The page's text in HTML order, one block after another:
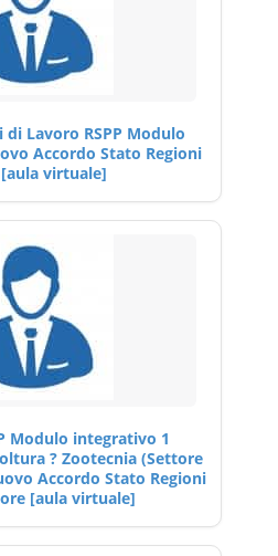
Lavoro RSPP Modulo
Accordo Stato Regioni
[aula virtuale]
Modulo integrativo 1
? Zootecnia (Settore
Accordo Stato Regioni
ore [aula virtuale]